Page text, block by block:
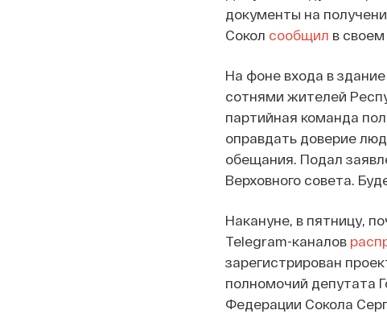
документы на
Сокол сообщил в
На фоне входа в
сотнями жителей
партийная команда
оправдать доверие
обещания. Подал
Верховного совета.
Накануне, в пятницу,
Telegram-каналов
зарегистрирован
полномочий депутата
Федерации Сокола